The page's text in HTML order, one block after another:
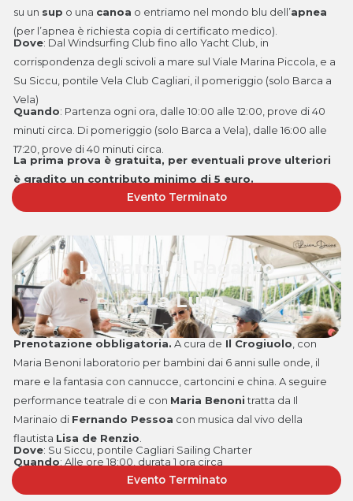
su un sup o una canoa o entriamo nel mondo blu dell’apnea
(per l’apnea è richiesta copia di certificato medico).
Dove: Dal Windsurfing Club fino allo Yacht Club, in
corrispondenza degli scivoli a mare sul Viale Marina Piccola, e a
Su Siccu, pontile Vela Club Cagliari, il pomeriggio (solo Barca a
Vela)
Quando: Partenza ogni ora, dalle 10:00 alle 12:00, prove di 40
minuti circa. Di pomeriggio (solo Barca a Vela), dalle 16:00 alle
17:20, prove di 40 minuti circa.
La prima prova è gratuita, per eventuali prove ulteriori
è gradito un contributo minimo di 5 euro.
Evento Terminato
La Barca, Il Ragazzo
e La Luna
Prenotazione obbligatoria. A cura de Il Crogiuolo , con
Maria Benoni laboratorio per bambini dai 6 anni sulle onde, il
mare e la fantasia con cannucce, cartoncini e china. A seguire
performance teatrale di e con Maria Benonitratta da Il
Marinaio di Fernando Pessoa con musica dal vivo della
flautista Lisa de Renzio
Dove: Su Siccu, pontile Cagliari Sailing Charter
Quando: Alle ore 18:00, durata 1 ora circa
Evento Terminato